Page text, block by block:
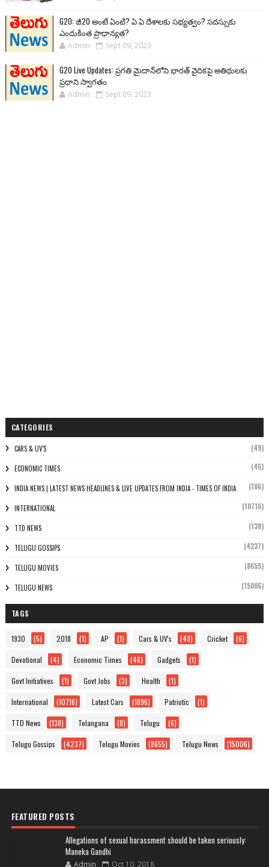
G20: జీ20 అంటే ఏంటి? ఏ ఏ దేశాలకు సభ్యత్వం? సదస్సుకు
ఎందుకింత ప్రాధాన్యత?
Admin Sept 09, 2023
G20 Live Updates: ప్రగతి మైదాన్‌లోని భారత్ వైదికపై అతిథులకు
ప్రధాని స్వాగతం
Admin Sept 09, 2023
CATEGORIES
CARS & UV'S (49)
ECONOMIC TIMES (46)
INDIA NEWS | LATEST NEWS HEADLINES & LIVE UPDATES FROM INDIA - TIMES OF INDIA (106)
INTERNATIONAL (10716)
TTD NEWS (138)
TELUGU GOSSIPS (4237)
TELUGU MOVIES (8655)
TELUGU NEWS (15006)
TAGS
1930 (5) 2018 (1) AP (1) Cars & UV's (49) Cricket (6)
Devotional (4) Economic Times (46) Gadgets (1)
Govt Initiatives (1) Govt Jobs (3) Health (1)
International (10716) Latest Cars (1896) Patriotic (1)
TTD News (138) Telangana (8) Telugu (6)
Telugu Gossips (4237) Telugu Movies (8655) Telugu News (15006)
FEATURED POSTS
Allegations of sexual harassment should be taken seriously:
Maneka Gandhi
Admin Oct 10, 2018